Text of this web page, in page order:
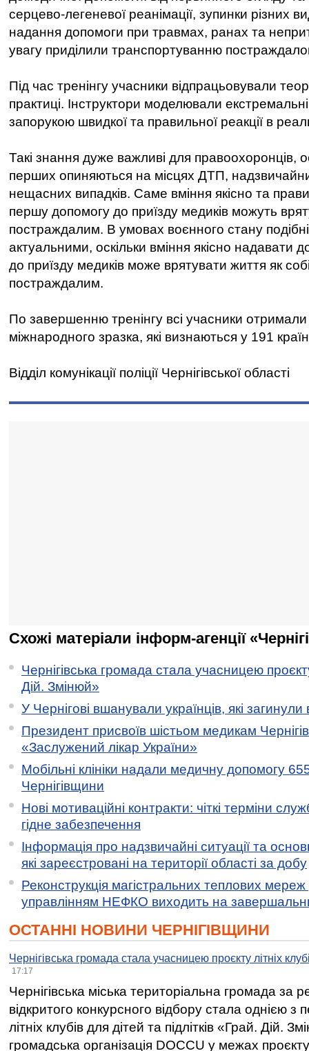
серцево-легеневої реанімації, зупинки різних
надання допомоги при травмах, ранах та
увагу приділили транспортуванню
Під час тренінгу учасники відпрацьовували
практиці. Інструктори моделювали
запорукою швидкої та правильної реакції в
Такі знання дуже важливі для правоохоронців,
перших опиняються на місцях ДТП,
нещасних випадків. Саме вміння якісно та
першу допомогу до приїзду медиків можуть
постраждалим. В умовах воєнного стану
актуальними, оскільки вміння якісно надавати
до приїзду медиків може врятувати життя як
постраждалим.
По завершенню тренінгу всі учасники
міжнародного зразка, які визнаються у 191
Відділ комунікації поліції Чернігівської області
Схожі матеріали інформ-агенції
Чернігівська громада стала учасницею
Дій. Змінюй»
У Чернігові вшанували українців, які загинули
Президент присвоїв шістьом медикам
«Заслужений лікар України»
Мобільні клініки надали медичну допомогу
Чернігівщини
Нові мотиваційні контракти: чіткі терміни
гідне забезпечення
Інформація про надзвичайні ситуації та
які зареєстровані на території області за добу
Реконструкція магістральних теплових мереж
управлінням НЕФКО виходить на
ОСТАННІ НОВИНИ ЧЕРНІГІВЩИНИ
Чернігівська громада стала учасницею проєкту літніх
17:17
Чернігівська міська територіальна громада за
відкритого конкурсного відбору стала однією
літніх клубів для дітей та підлітків «Грай. Дій.
громадська організація DOCCU у межах